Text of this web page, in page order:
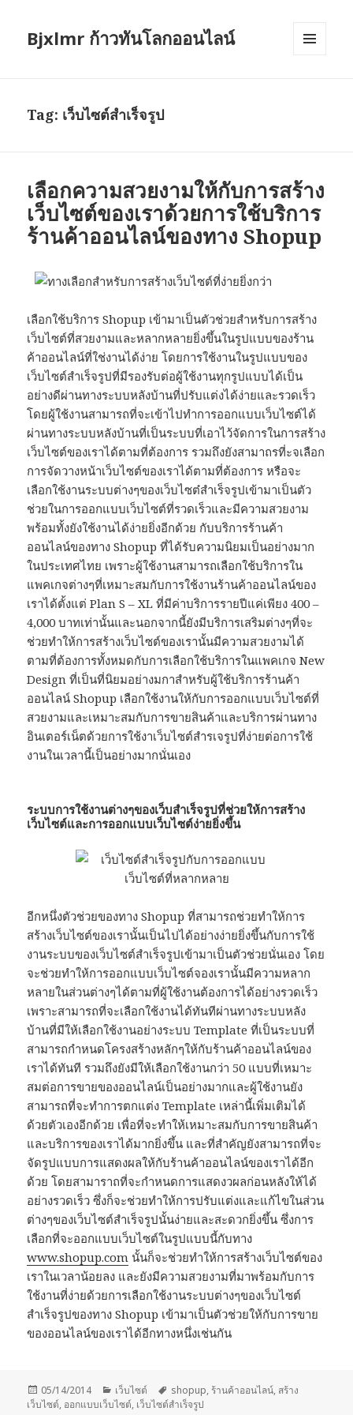
Bjxlmr ก้าวทันโลกออนไลน์
Tag: เว็บไซต์สำเร็จรูป
เลือกความสวยงามให้กับการสร้าง
เว็บไซต์ของเราด้วยการใช้บริการ
ร้านค้าออนไลน์ของทาง Shopup
เลือกใช้บริการ Shopup เข้ามาเป็นตัวช่วยสำหรับการสร้าง
เว็บไซต์ที่สวยงามและหลากหลายยิ่งขึ้นในรูปแบบของร้าน
ค้าออนไลน์ที่ใช่งานได้ง่าย โดยการใช้งานในรูปแบบของ
เว็บไซต์สำเร็จรูปที่มีรองรับต่อผู้ใช้งานทุกรูปแบบได้เป็น
อย่างดีผ่านทางระบบหลังบ้านที่ปรับแต่งได้ง่ายและรวดเร็ว
โดยผู้ใช้งานสามารถที่จะเข้าไปทำการออกแบบเว็บไซต์ได้
ผ่านทางระบบหลังบ้านที่เป็นระบบที่เอาไว้จัดการในการสร้าง
เว็บไซต์ของเราได้ตามที่ต้องการ รวมถึงยังสามาถรที่ะจเลือก
การจัดวางหน้าเว็บไซต์ของเราได้ตามที่ต้องการ หรือจะ
เลือกใช้งานระบบต่างๆของเว็บไซต๋สำเร็จรูปเข้ามาเป็นตัว
ช่วยในการออกแบบเว็บไซต์ที่รวดเร็วและมีความสวยงาม
พร้อมทั้งยังใช้งานได้ง่ายยิ่งอีกด้วย กับบริการร้านค้า
ออนไลน์ของทาง Shopup ที่ได้รับความนิยมเป็นอย่างมาก
ในประเทศไทย เพราะผู้ใช้งานสามารถเลือกใช้บริการใน
แพคเกจต่างๆที่เหมาะสมกับการใช้งานร้านค้าออนไลน์ของ
เราได้ตั้งแต่ Plan S – XL ที่มีค่าบริการรายปีแค่เพียง 400 –
4,000 บาทเท่านั้นและนอกจากนี้ยังมีบริการเสริมต่างๆที่จะ
ช่วยทำให้การสร้างเว็บไซต์ของเรานั้นมีความสวยงามได้
ตามที่ต้องการทั้งหมดกับการเลือกใช้บริการในแพคเกจ New
Design ที่เป็นที่นิยมอย่างมกาสำหรับผู้ใช้บริการร้านค้า
ออนไลน์ Shopup เลือกใช้งานให้กับการออกแบบเว็บไซต์ที่
สวยงามและเหมาะสมกับการขายสินค้าและบริการผ่านทาง
อินเตอร์เน็ตด้วยการใช้งาเว็บไซต์สำรเจรูปที่ง่ายต่อการใช้
งานในเวลานี้เป็นอย่างมากนั่นเอง
ระบบการใช้งานต่างๆของเว็บสำเร็จรูปที่ช่วยให้การสร้าง
เว็บไซต์และการออกแบบเว็บไซต์ง่ายยิ่งขึ้น
อีกหนึ่งตัวช่วยของทาง Shopup ที่สามารถช่วยทำให้การ
สร้างเว็บไซต์ของเรานั้นเป็นไปได้อย่างง่ายยิ่งขึ้นกับการใช้
งานระบบของเว็บไซต์สำเร็จรูปเข้ามาเป็นตัวช่วยนั่นเอง โดย
จะช่วยทำให้การออกแบบเว็บไซต์จองเรานั้นมีความหลาก
หลายในส่วนต่างๆได้ตามที่ผู้ใช้งานต้องการได้อย่างรวดเร็ว
เพราะสามารถที่จะเลือกใช้งานได้ทันทีผ่านทางระบบหลัง
บ้านที่มีให้เลือกใช้งานอย่างระบบ Template ที่เป็นระบบที่
สามารถกำหนดโครงสร้างหลักๆให้กับร้านค้าออนไลน์ของ
เราได้ทันที รวมถึงยังมีให้เลือกใช้งานกว่า 50 แบบที่เหมาะ
สมต่อการขายของออนไลน์เป็นอย่างมากและผู้ใช้งานยัง
สามารถที่จะทำการตกแต่ง Template เหล่านี้เพิ่มเติมได้
ด้วยตัวเองอีกด้วย เพื่อที่จะทำให้เหมาะสมกับการขายสินค้า
และบริการของเราได้มากยิ่งขึ้น และที่สำคัญยังสามารถที่จะ
จัดรูปแบบการแสดงผลให้กับร้านค้าออนไลน์ของเราได้อีก
ด้วย โดยสามาราถที่จะกำหนดการแสดงวผลก่อนหลังให้ได้
อย่างรวดเร็ว ซึ่งก็จะช่วยทำให้การปรับแต่งและแก้ไขในส่วน
ต่างๆของเว็บไซต์สำเร็จรูปนั้นง่ายและสะดวกยิ่งขึ้น ซึ่งการ
เลือกที่จะออกแบบเว็บไซต์ในรูปแบบนี้กับทาง
www.shopup.com นั้นก็จะช่วยทำให้การสร้างเว็บไซต์ของ
เราในเวลาน้อยลง และยังมีความสวยงามที่มาพร้อมกับการ
ใช้งานที่ง่ายด้วยการเลือกใช้งานระบบต่างๆของเว็บไซต์
สำเร็จรูปของทาง Shopup เข้ามาเป็นตัวช่วยให้กับการขาย
ของออนไลน์ของเราได้อีกทางหนึ่งเช่นกัน
Posted
on
05/14/2014 Categories
เว็บไซต์ Tags
shopup, ร้านค้าออนไลน์, สร้าง
เว็บไซต์, ออกแบบเว็บไซต์, เว็บไซต์สำเร็จรูป